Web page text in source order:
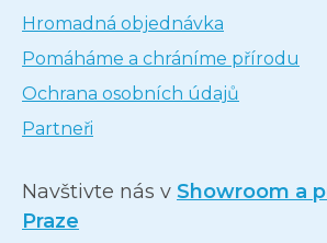
Hromadná objednávka
Pomáháme a chráníme přírodu
Ochrana osobních údajů
Partneři
Navštivte nás v Showroom a
Praze